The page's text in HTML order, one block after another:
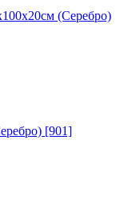
(Серебро)
[901]